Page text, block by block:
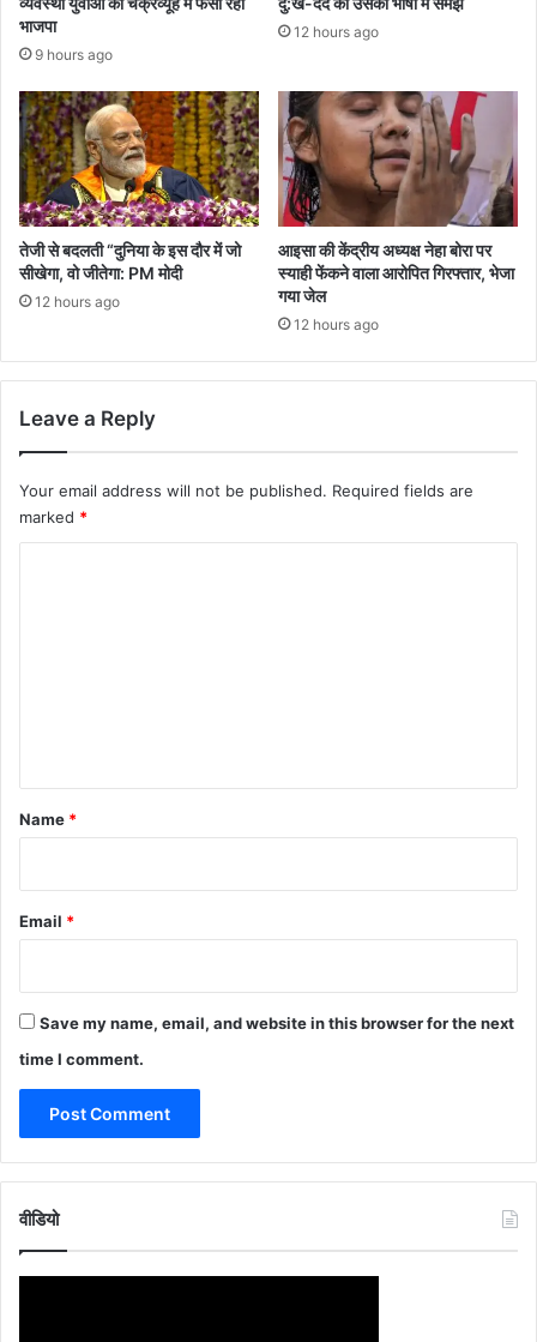
भाजपा
9 hours ago
12 hours ago
तेजी से बदलती “दुनिया के इस दौर में जो
सीखेगा, वो जीतेगा: PM मोदी
12 hours ago
आइसा की केंद्रीय अध्यक्ष नेहा बोरा पर
स्याही फेंकने वाला आरोपित गिरफ्तार, भेजा
गया जेल
12 hours ago
Leave a Reply
Your email address will not be published. Required fields are
marked *
*
Name *
Email *
Save my name, email, and website in this browser for the next
time I comment.
वीडियो